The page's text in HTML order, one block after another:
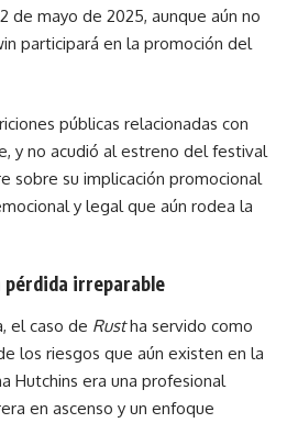
de mayo de 2025, aunque aún no
participará en la promoción del
públicas relacionadas con
y no acudió al estreno del festival
sobre su implicación promocional
y legal que aún rodea la
pérdida irreparable
el caso de Rustha servido como
los riesgos que aún existen en la
Hutchins era una profesional
en ascenso y un enfoque